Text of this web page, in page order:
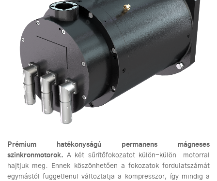
Prémium hatékonyságú permanens mágneses
szinkronmotorok. A két sűrítőfokozatot külön-külön motorral
hajtjuk meg. Ennek köszönhetően a fokozatok fordulatszámát
egymástól függetlenül változtatja a kompresszor, így mindig a